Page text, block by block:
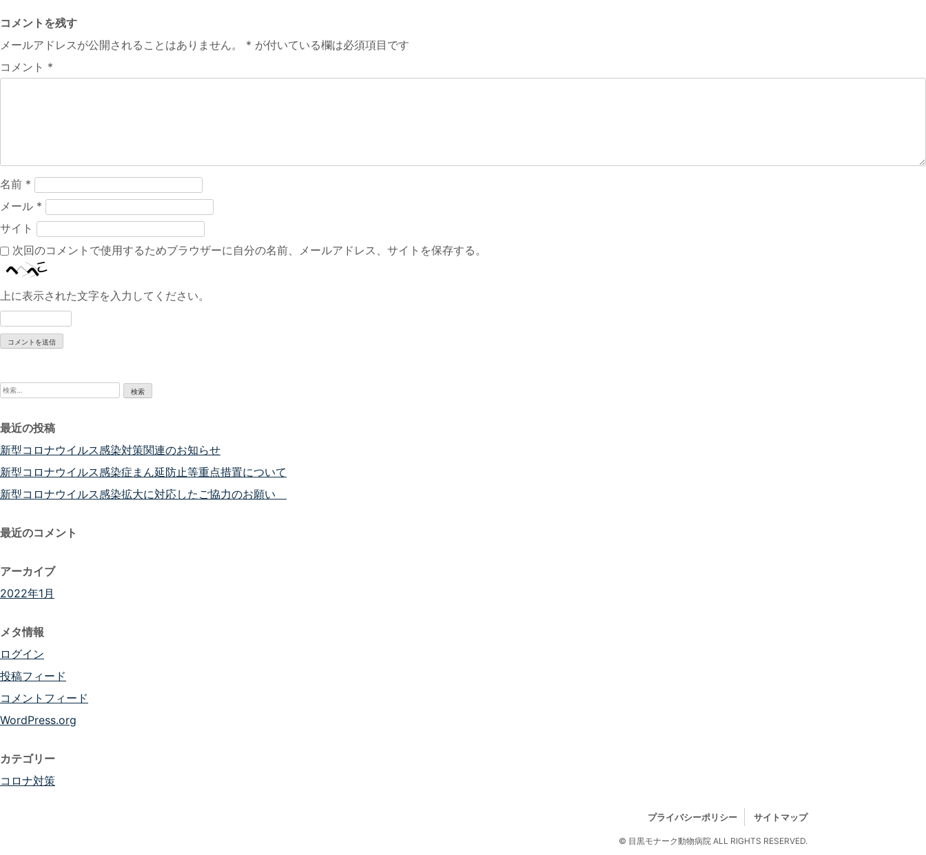
コメントを残す
メールアドレスが公開されることはありません。
* が付いている欄は必須項目です
コメント *
名前 *
メール *
サイト
次回のコメントで使用するためブラウザーに自分の名前、メールアドレス、サイトを保存する。
上に表示された文字を入力してください。
検
最近の投稿
新型コロナウイルス感染対策関連のお知らせ
新型コロナウイルス感染症まん延防止等重点措置について
新型コロナウイルス感染拡大に対応したご協力のお願い
最近のコメント
アーカイブ
2022年1月
メタ情報
ログイン
投稿フィード
コメントフィード
WordPress.org
カテゴリー
コロナ対策
プライバシーポリシー サイトマップ
© 目黒モナーク動物病院 ALL RIGHTS RESERVED.